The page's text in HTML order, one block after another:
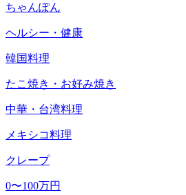
ちゃんぽん
ヘルシー・健康
韓国料理
たこ焼き・お好み焼き
中華・台湾料理
メキシコ料理
クレープ
0〜100万円